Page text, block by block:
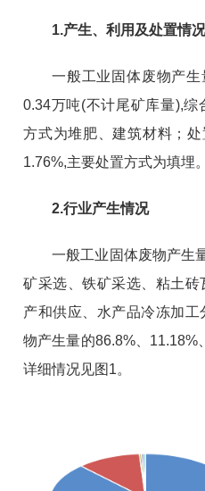
1.产生、利用及处置情
一般工业固体废物产
0.34万吨(不计尾矿库量),综
方式为堆肥、建筑材料；
1.76%,主要处置方式为填埋。
2.行业产生情况
一般工业固体废物产生
矿采选、铁矿采选、粘土
产和供应、水产品冷冻加
物产生量的86.8%、11.18%
详细情况见图1。